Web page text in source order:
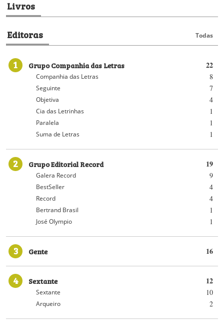
Livros
Editoras Todas
1 22
Grupo Companhia das Letras
8
Companhia das Letras
7
Seguinte
4
Objetiva
1
Cia das Letrinhas
1
Paralela
1
Suma de Letras
2 19
Grupo Editorial Record
9
Galera Record
4
BestSeller
4
Record
1
Bertrand Brasil
1
José Olympio
3 16
Gente
4 12
Sextante
10
Sextante
2
Arqueiro